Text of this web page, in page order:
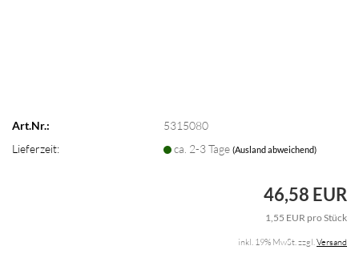
Art.Nr.:
5315080
Lieferzeit:
ca. 2-3 Tage(Ausland abweichend)
46,58 EUR
1,55 EUR pro Stück
inkl. 19% MwSt. zzgl.Versand